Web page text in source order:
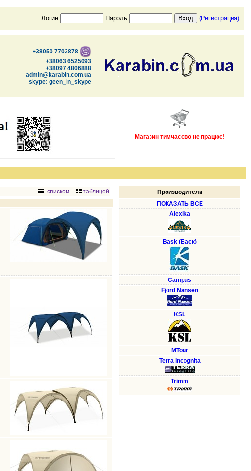
Логин Пароль (Регистрация)
+38050 7702878
+38063 6525093
+38097 4806888
admin@karabin.com.ua
skype: geen_in_skype
Магазин тимчасово не працює!
списком -
таблицей
Производители
ПОКАЗАТЬ ВСЕ
Alexika
Bask (Баск)
Campus
Fjord Nansen
KSL
MTour
Terra incognita
Trimm